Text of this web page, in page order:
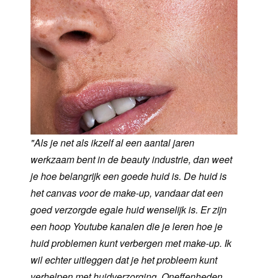
"Als je net als ikzelf al een aantal jaren
werkzaam bent in de beauty industrie, dan weet
je hoe belangrijk een goede huid is. De huid is
het canvas voor de make-up, vandaar dat een
goed verzorgde egale huid wenselijk is. Er zijn
een hoop Youtube kanalen die je leren hoe je
huid problemen kunt verbergen met make-up. Ik
wil echter uitleggen dat je het probleem kunt